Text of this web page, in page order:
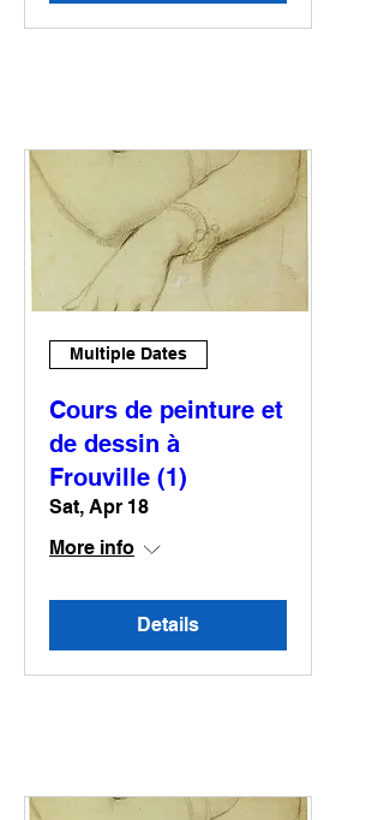
Multiple Dates
Cours de peinture et
de dessin à
Frouville (1)
Sat, Apr 18
More info
Details